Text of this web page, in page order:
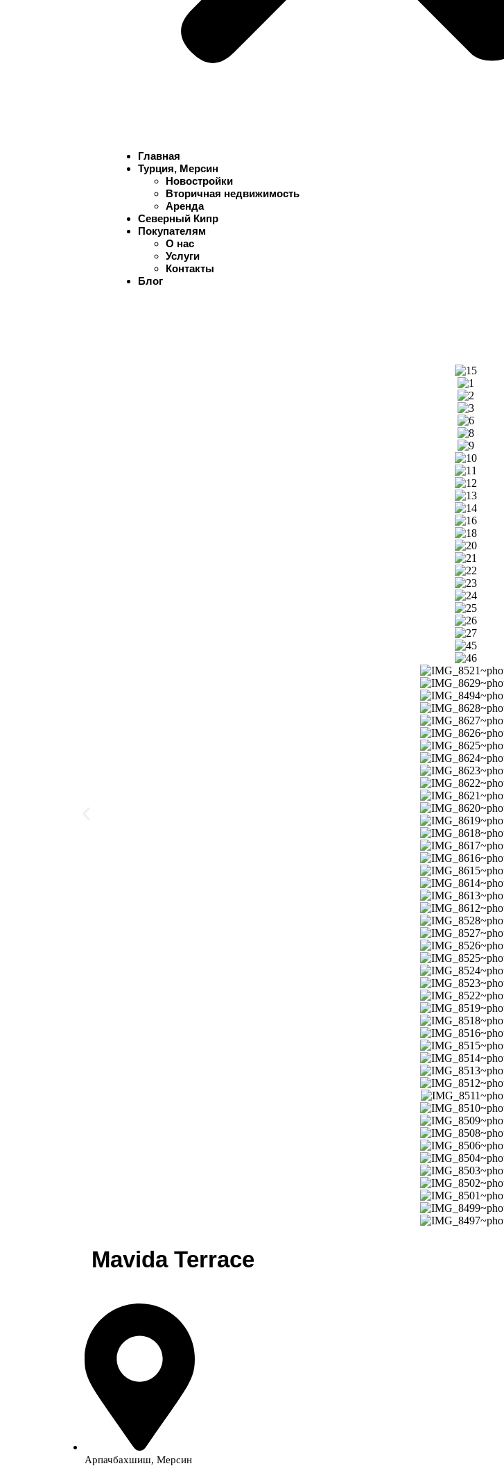
Главная
Турция, Мерсин
Новостройки
Вторичная недвижимость
Аренда
Северный Кипр
Покупателям
О нас
Услуги
Контакты
Блог
Mavida Terrace
Арпачбахшиш, Мерсин